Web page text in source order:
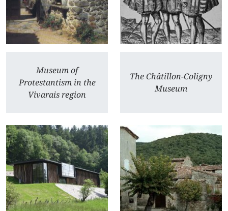
Museum of
Protestantism in the
Vivarais region
The Châtillon-Coligny
Museum